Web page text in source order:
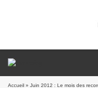
Accueil » Juin 2012 : Le mois des